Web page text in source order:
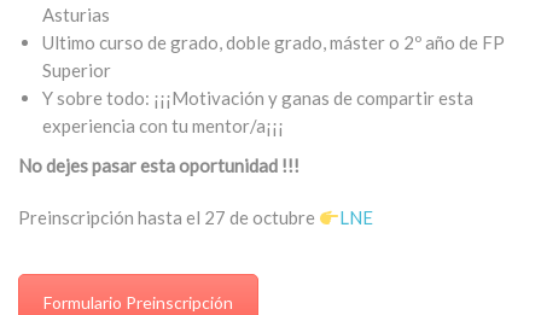
Asturias
Ultimo curso de grado, doble grado, máster o 2º año de FP
Superior
Y sobre todo: ¡¡¡Motivación y ganas de compartir esta
experiencia con tu mentor/a¡¡¡
No dejes pasar esta oportunidad !!!
Preinscripción hasta el 27 de octubre LNE
Formulario Preinscripción